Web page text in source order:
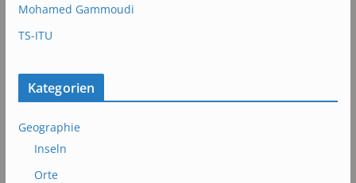
Mohamed Gammoudi
TS-ITU
Kategorien
Geographie
Inseln
Orte